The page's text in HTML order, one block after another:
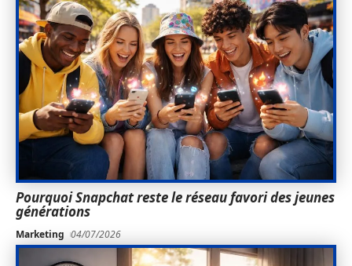
Pourquoi Snapchat reste le réseau favori des jeunes
générations
Marketing 04/07/2026